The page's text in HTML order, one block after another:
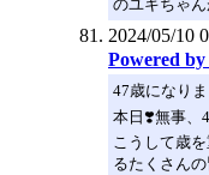
のユキちゃ
2024/05/10
Powered
47歳になり
本日❣️無事、
こうして歳
るたくさん